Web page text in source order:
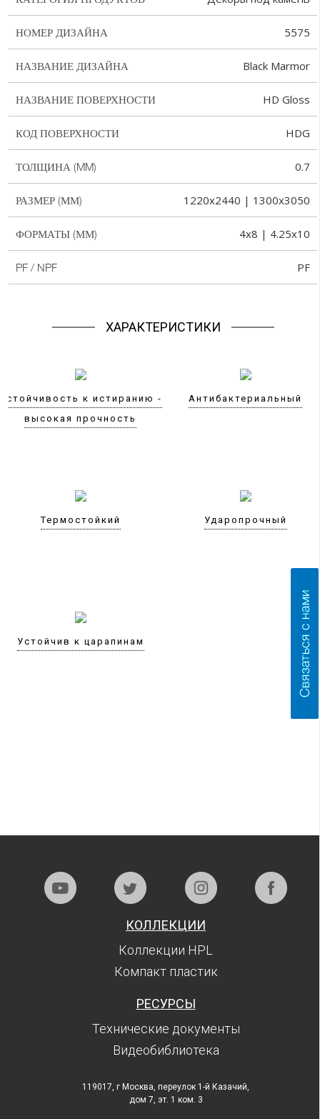
НОМЕР ДИЗАЙНА 5575
НАЗВАНИЕ ДИЗАЙНА Black Marmor
НАЗВАНИЕ ПОВЕРХНОСТИ HD Gloss
КОД ПОВЕРХНОСТИ HDG
ТОЛЩИНА (MM) 0.7
РАЗМЕР (ММ) 1220x2440 | 1300x3050
ФОРМАТЫ (ММ) 4x8 | 4.25x10
PF / NPF PF
ХАРАКТЕРИСТИКИ
к истиранию -
высокая прочность
Антибактериальный
Термостойкий Ударопрочный
Устойчив к царапинам
КОЛЛЕКЦИИ
Коллекции HPL
Компакт пластик
РЕСУРСЫ
Технические документы
Видеобиблиотека
119017, г Москва, переулок 1-й Казачий,
дом 7, эт. 1 ком. 3